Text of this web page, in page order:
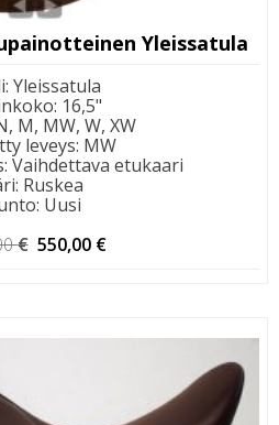
Yleissatula
: Yleissatula
: 16,5"
M, MW, W, XW
leveys: MW
: Vaihdettava etukaari
: Ruskea
: Uusi
€ Alkuperäinen
550,00 €